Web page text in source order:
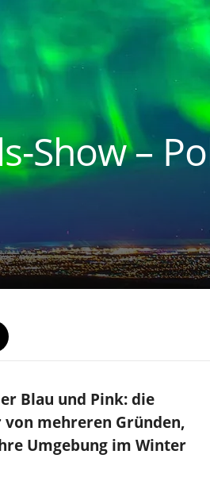
Show –
Blau und Pink: die
mehreren Gründen,
Umgebung im Winter